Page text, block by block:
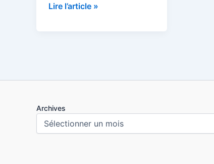
Créer
simple
blog
Lire l’article »
Archives